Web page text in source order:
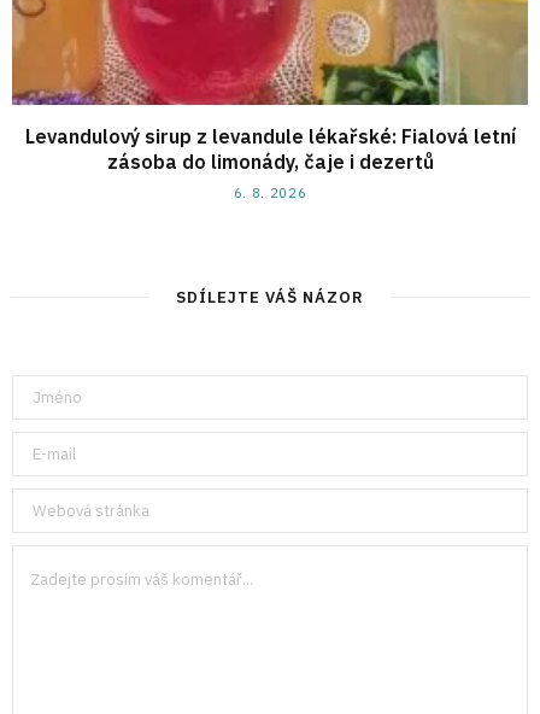
Levandulový sirup z levandule lékařské: Fialová letní
zásoba do limonády, čaje i dezertů
6. 8. 2026
SDÍLEJTE VÁŠ NÁZOR